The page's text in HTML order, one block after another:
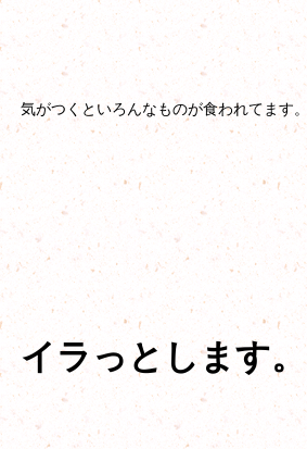
気がつくといろんなものが食われてます。
イラっとします。